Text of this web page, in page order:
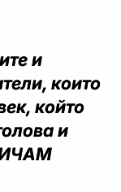
и
които
който
и